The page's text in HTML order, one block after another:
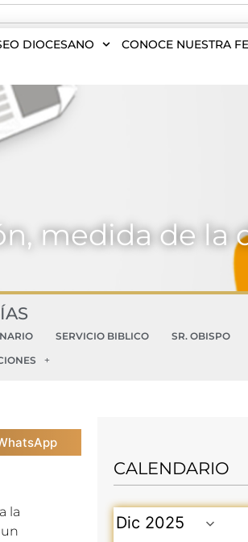
DIOCESANO CONOCE NUESTRA FE
medida de la
SERVICIO BIBLICO SR. OBISPO
la
CALENDARIO